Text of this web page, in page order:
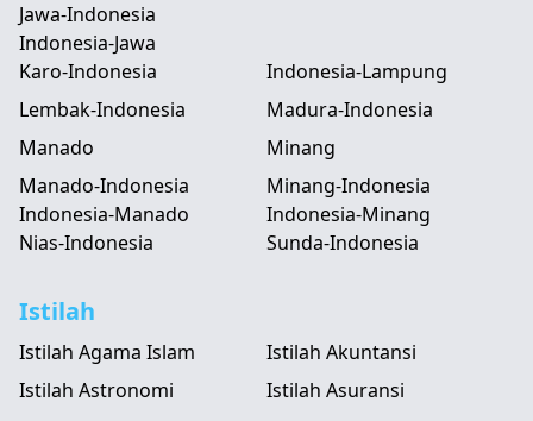
Jawa-Indonesia
Indonesia-Jawa
Karo-Indonesia
Indonesia-Lampung
Lembak-Indonesia
Madura-Indonesia
Manado
Manado-Indonesia
Indonesia-Manado
Minang
Minang-Indonesia
Indonesia-Minang
Nias-Indonesia
Sunda-Indonesia
Istilah
Istilah Agama Islam
Istilah Akuntansi
Istilah Astronomi
Istilah Asuransi